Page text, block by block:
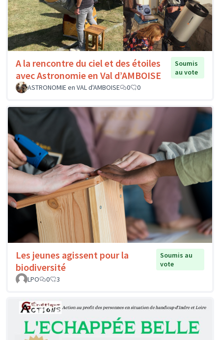
A la rencontre du ciel et des étoiles
avec Astronomie en Val d’AMBOISE
Soumis
au vote
ASTRONOMIE en VAL d'AMBOISE
0 0
Les jeunes agissent pour la
biodiversité
Soumis au
vote
LPO
0 3